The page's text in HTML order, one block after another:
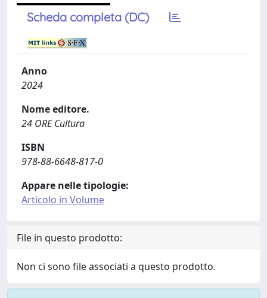
Scheda completa (DC)
Anno
2024
Nome editore.
24 ORE Cultura
ISBN
978-88-6648-817-0
Appare nelle tipologie:
Articolo in Volume
File in questo prodotto:
Non ci sono file associati a questo prodotto.